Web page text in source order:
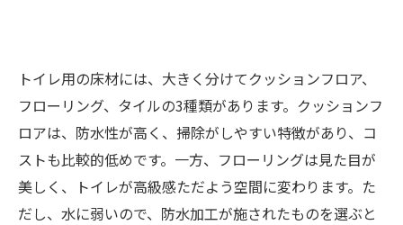
トイレ用の床材には、大きく分けてクッションフロア、
フローリング、タイルの3種類があります。クッションフ
ロアは、防水性が高く、掃除がしやすい特徴があり、コ
ストも比較的低めです。一方、フローリングは見た目が
美しく、トイレが高級感ただよう空間に変わります。た
だし、水に弱いので、防水加工が施されたものを選ぶと